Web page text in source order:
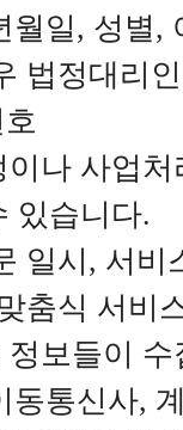
월일, 성별,
법정대리
나 사업
있습니다.
일시, 서
춤식 서비
보들이
동통신사,